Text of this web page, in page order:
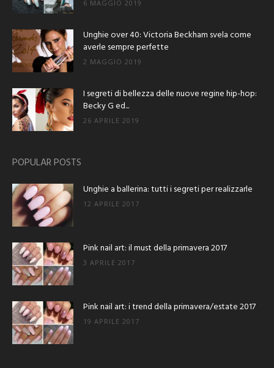
6 MAGGIO 2019
Unghie over 40: Victoria Beckham svela come
averle sempre perfette
2 MAGGIO 2019
I segreti di bellezza delle nuove regine hip-hop:
Becky G ed...
26 APRILE 2019
POPULAR POSTS
Unghie a ballerina: tutti i segreti per realizzarle
12 APRILE 2017
Pink nail art: il must della primavera 2017
3 APRILE 2017
Pink nail art: i trend della primavera/estate 2017
19 APRILE 2017